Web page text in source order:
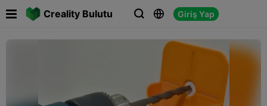
Creality Bulutu   Giriş Yap
